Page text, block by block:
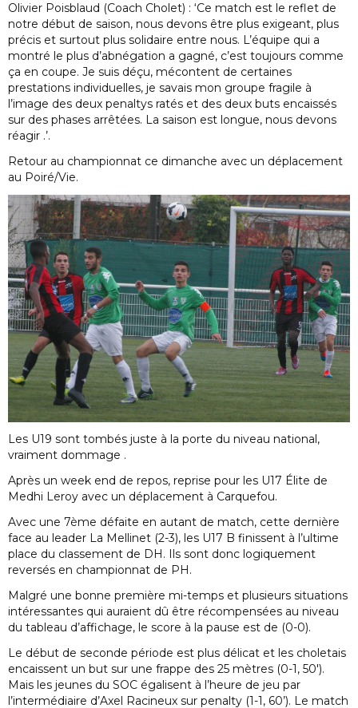
Olivier Poisblaud (Coach Cholet) : ‘Ce match est le reflet de
notre début de saison, nous devons être plus exigeant, plus
précis et surtout plus solidaire entre nous. L’équipe qui a
montré le plus d’abnégation a gagné, c’est toujours comme
ça en coupe. Je suis déçu, mécontent de certaines
prestations individuelles, je savais mon groupe fragile à
l’image des deux penaltys ratés et des deux buts encaissés
sur des phases arrêtées. La saison est longue, nous devons
réagir .’.
Retour au championnat ce dimanche avec un déplacement
au Poiré/Vie.
Les U19 sont tombés juste à la porte du niveau national,
vraiment dommage .
Après un week end de repos, reprise pour les U17 Élite de
Medhi Leroy avec un déplacement à Carquefou.
Avec une 7ème défaite en autant de match, cette dernière
face au leader La Mellinet (2-3), les U17 B finissent à l’ultime
place du classement de DH. Ils sont donc logiquement
reversés en championnat de PH.
Malgré une bonne première mi-temps et plusieurs situations
intéressantes qui auraient dû être récompensées au niveau
du tableau d’affichage, le score à la pause est de (0-0).
Le début de seconde période est plus délicat et les choletais
encaissent un but sur une frappe des 25 mètres (0-1, 50′).
Mais les jeunes du SOC égalisent à l’heure de jeu par
l’intermédiaire d’Axel Racineux sur penalty (1-1, 60’). Le match